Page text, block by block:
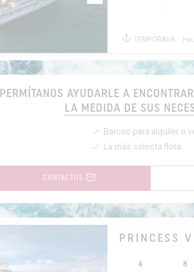
TEMPORADA :
PERMÍTANOS AYUDARLE A
LA MEDIDA DE SUS
Barcos para alquiler o
La más selecta flota
CONTACTOS
PRINCESS
4
8